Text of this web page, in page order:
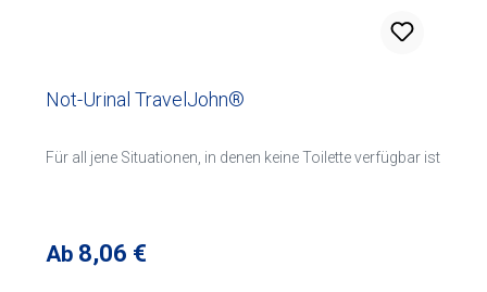
Not-Urinal TravelJohn®
Für all jene Situationen, in denen keine Toilette verfügbar ist
Regulärer Preis:
Ab 8,06 €